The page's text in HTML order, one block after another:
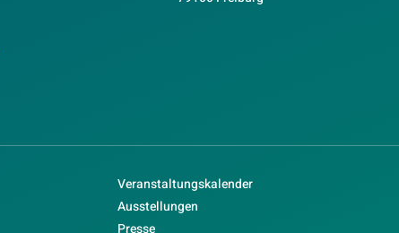
Veranstaltungskalender
Ausstellungen
Presse